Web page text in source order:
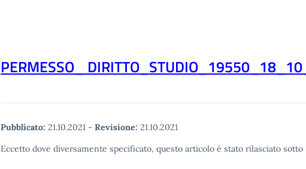
PERMESSO_
Pubblicato: 21.10.2021 - Revisione: 21.10.2021
Eccetto dove diversamente specificato, questo articolo è stato rilasciato